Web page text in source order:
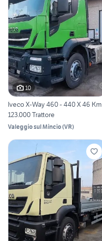
10
Iveco X-Way 460 - 440 X 46 Km
123.000 Trattore
Valeggio sul Mincio(VR)